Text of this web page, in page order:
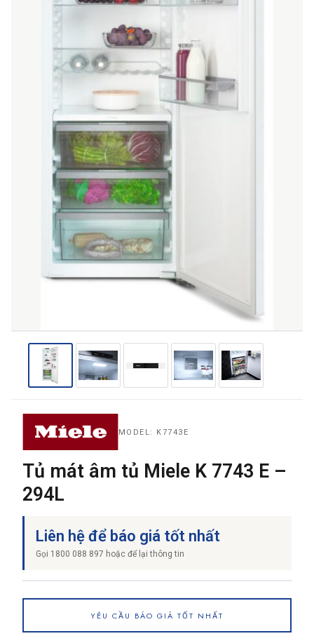
THƯƠNG HIỆU
→ GỬI YÊU CẦU BÁO GIÁ
MODEL: K7743E
Tủ mát âm tủ Miele K 7743 E –
294L
Liên hệ để báo giá tốt nhất
Gọi 1800 088 897 hoặc để lại thông tin
YÊU CẦU BÁO GIÁ TỐT NHẤT